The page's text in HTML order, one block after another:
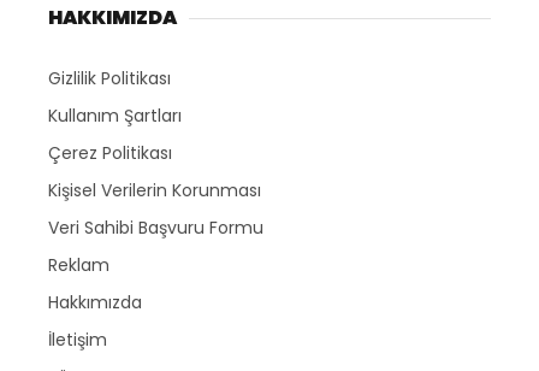
HAKKIMIZDA
Gizlilik Politikası
Kullanım Şartları
Çerez Politikası
Kişisel Verilerin Korunması
Veri Sahibi Başvuru Formu
Reklam
Hakkımızda
İletişim